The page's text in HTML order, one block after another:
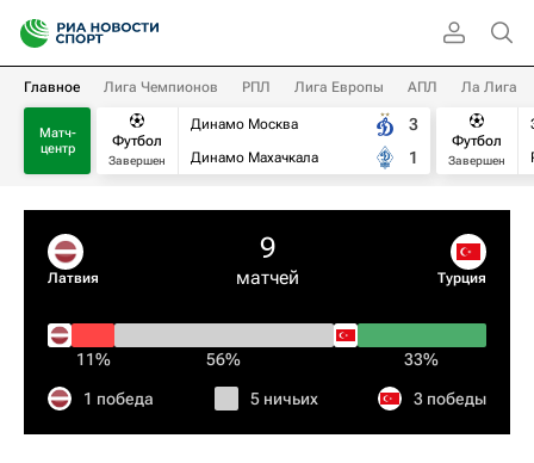
Главное Лига Чемпионов РПЛ Лига Европы АПЛ Ла Лига
Матч-
центр
Футбол
Завершен
Динамо Москва
Динамо Махачкала
3
1
Футбол
Завершен
Латвия
9
матчей Турция
11% 56% 33%
1 победа 5 ничьих 3 победы